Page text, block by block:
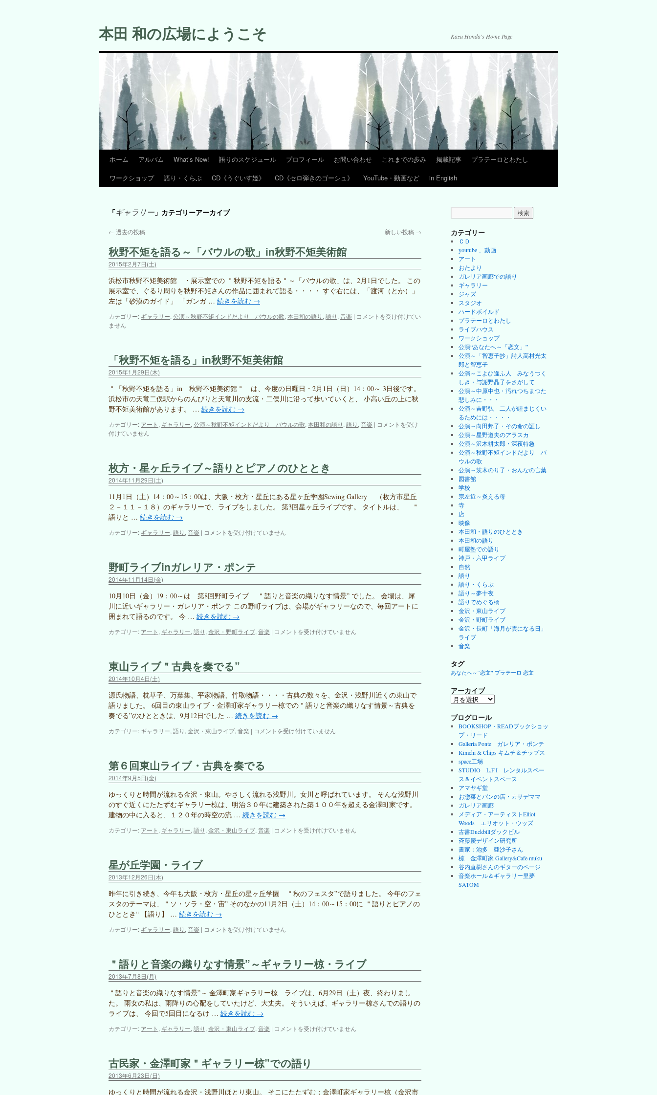
テ
ン
本田 和の広場にようこそ Kazu Honda's Home Page
ホーム アルバム What’s New! 語りのスケジュール プロフィール お問い合わせ これまでの歩み 掲載記事
プラテーロとわたし
ワークショップ
語り・くらぶ CD《うぐいす姫》 CD《セロ弾きのゴーシュ》 YouTube・動画など in English
「ギャラリー」カテゴリーアーカイブ
← 過去の投稿 新しい投稿 →
秋野不矩を語る～「バウルの歌」in秋野不矩美術館
2015年2月7日(土)
浜松市秋野不矩美術館 ・展示室での ＂秋野不矩を語る＂～「バウルの歌」は、2月1日でした。 この
展示室で、ぐるり周りを秋野不矩さんの作品に囲まれて語る・・・・ すぐ右には、「渡河（とか）」
左は「砂漠のガイド」 「ガンガ … 続きを読む →
カテゴリー: ギャラリー, 公演～秋野不矩インドだより バウルの歌, 本田和の語り , 語り , 音楽 | 秋
る
～
「バ
ル
歌」
in
美
は
コメントを受け付けてい
ません
「秋野不矩を語る」in秋野不矩美術館
2015年1月29日(木)
＂「秋野不矩を語る」in 秋野不矩美術館＂ は、今度の日曜日・2月1日（日）14：00～ 3日後です。
浜松市の天竜二俣駅からのんびりと天竜川の支流・二俣川に沿って歩いていくと、 小高い丘の上に秋
野不矩美術館があります。 … 続きを読む →
カテゴリー: アート , ギャラリー, 公演～秋野不矩インドだより バウルの歌, 本田和の語り , 語り , 音楽 | 「秋
る」
in
秋
野
不
コメントを受け
付けていません
枚方・星ヶ丘ライブ～語りとピアノのひととき
2014年11月29日(土)
11月1日（土）14：00～15：00は、大阪・枚方・星丘にある星ヶ丘学園Sewing Gallery （枚方市星丘
２－１１－１８）のギャラリーで、ライブをしました。 第3回星ヶ丘ライブです。 タイトルは、 ＂
語りと … 続きを読む →
カテゴリー: ギャラリー, 語り , 音楽 | 枚
丘
ラ
イ
ブ
～
り
と
ピ
の
ひ
と
き
は
コメントを受け付けていません
野町ライブinガレリア・ポンテ
2014年11月14日(金)
10月10日（金）19：00～は 第8回野町ライブ ＂語りと音楽の織りなす情景” でした。 会場は、犀
川に近いギャラリー・ガレリア・ポンテ この野町ライブは、会場がギャラリーなので、毎回アートに
囲まれて語るのです。 今 … 続きを読む →
カテゴリー: アート , ギャラリー, 語り , 金沢・野町ライブ, 音楽 | 野
in
ガ
リ
ア・
ポ
ン
テ
コメントを受け付けていません
東山ライブ＂古典を奏でる”
2014年10月4日(土)
源氏物語、枕草子、万葉集、平家物語、竹取物語・・・・古典の数々を、金沢・浅野川近くの東山で
語りました。 6回目の東山ライブ・金澤町家ギャラリー椋での＂語りと音楽の織りなす情景～古典を
奏でる”のひとときは、9月12日でした … 続きを読む →
カテゴリー: ギャラリー, 語り , 金沢・東山ライブ, 音楽 | 東
ブ
＂
古
典
を
奏
で
る”
は
コメントを受け付けていません
第６回東山ライブ・古典を奏でる
2014年9月5日(金)
ゆっくりと時間が流れる金沢・東山。やさしく流れる浅野川。女川と呼ばれています。 そんな浅野川
のすぐ近くにたたずむギャラリー椋は、明治３０年に建築された築１００年を超える金澤町家です。
建物の中に入ると、１２０年の時空の流 … 続きを読む →
カテゴリー: アート , ギャラリー, 語り , 金沢・東山ライブ, 音楽 | 第
ラ
イ
ブ・
古
典
奏
で
コメントを受け付けていません
星が丘学園・ライブ
2013年12月26日(木)
昨年に引き続き、今年も大阪・枚方・星丘の星ヶ丘学園 ＂秋のフェスタ”で語りました。 今年のフェ
スタのテーマは、＂ソ・ソラ・空・宙” そのなかの11月2日（土）14：00～15：00に ＂語りとピアノの
ひととき“ 【語り】 … 続きを読む →
カテゴリー: ギャラリー, 語り , 音楽 | 星
園・
ラ
イ
は
コメントを受け付けていません
＂語りと音楽の織りなす情景”～ギャラリー椋・ライブ
2013年7月8日(月)
＂語りと音楽の織りなす情景”～ 金澤町家ギャラリー椋 ライブは、6月29日（土）夜、終わりまし
た。 雨女の私は、雨降りの心配をしていたけど、大丈夫。 そういえば、ギャラリー椋さんでの語りの
ライブは、 今回で5回目になるけ … 続きを読む →
カテゴリー: アート , ギャラリー, 語り , 金沢・東山ライブ, 音楽 | ＂
音
楽
の
織
コメントを受け付けていません
古民家・金澤町家＂ギャラリー椋”での語り
2013年6月23日(日)
ゆっくりと時間が流れる金沢・浅野川ほとり東山。 そこにたたずむ；金澤町家ギャラリー椋（金沢市
カテゴリー
ＣＤ
youtube 、動画
アート
おたより
ガレリア画廊での語り
ギャラリー
ジャズ
スタジオ
ハードボイルド
プラテーロとわたし
ライブハウス
ワークショップ
公演“あなたへ～「恋文」”
公演～「智恵子抄」詩人高村光太
郎と智恵子
公演～こよひ逢ふ人 みなうつく
しき・与謝野晶子をさがして
公演～中原中也・汚れつちまつた
悲しみに・・・
公演～吉野弘 二人が睦まじくい
るためには・・・・
公演～向田邦子・その命の証し
公演～星野道夫のアラスカ
公演～沢木耕太郎・深夜特急
公演～秋野不矩インドだより バ
ウルの歌
公演～茨木のり子・おんなの言葉
図書館
学校
宗左近～炎える母
寺
店
映像
本田和・語りのひととき
本田和の語り
町屋塾での語り
神戸・六甲ライブ
自然
語り
語り・くらぶ
語り～夢十夜
語りでめぐる橋
金沢・東山ライブ
金沢・野町ライブ
金沢・長町「海月が雲になる日」
ライブ
音楽
タグ
あなたへ～“恋文” プラテーロ 恋文
アーカイブ
ア
カ
イ
ブログロール
BOOKSHOP・READブックショッ
プ・リード
Galleria Ponte ガレリア・ポンテ
Kimchi & Chips キムチ＆チップス
space工場
STUDIO L.F.I レンタルスペー
ス＆イベントスペース
アマヤギ堂
お惣菜とパンの店・カサデママ
ガレリア画廊
メディア・アーティストElliot
Woods エリオット・ウッズ
古書Duckbillダックビル
斉藤慶デザイン研究所
書家：池多 亜沙子さん
椋 金澤町家 Gallery&Cafe muku
谷内直樹さんのギターのページ
音楽ホール＆ギャラリー里夢
SATOM